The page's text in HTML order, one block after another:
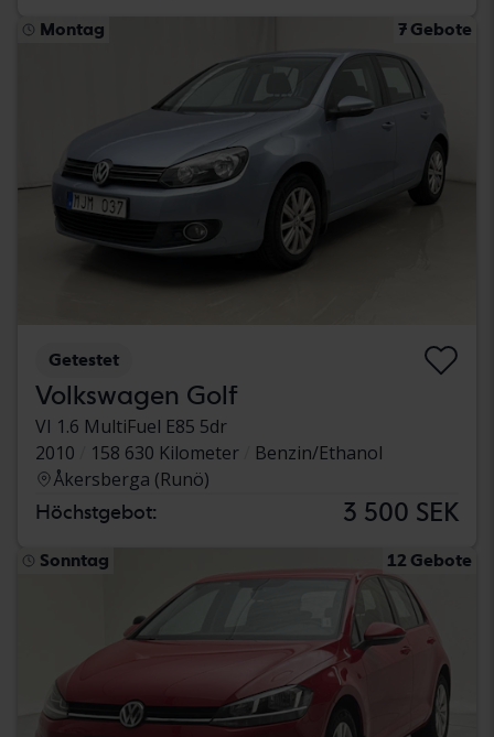
Montag 7 Gebote
Getestet
Volkswagen Golf
VI 1.6 MultiFuel E85 5dr
2010
158 630 Kilometer
Benzin/Ethanol
Åkersberga (Runö)
Höchstgebot: 3 500 SEK
Sonntag 12 Gebote